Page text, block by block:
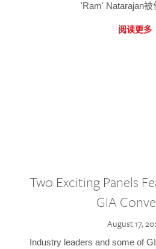
'Ram' Natarajan被
阅读更多
Two Exciting Panels
GIA
August 17,
Industry leaders and some of